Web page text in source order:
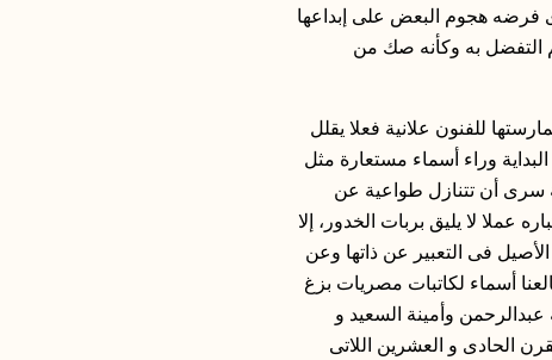
فرضه هجوم البعض على إبداعها
التفضل به وكأنه صك من
للفنون علانية فعلا يقلل
وراء أسماء مستعارة مثل
سرى أن تتنازل طواعية عن
عملا لا يليق بربات الخدور، إلا
فى التعبير عن ذاتها وعن
أسماء لكاتبات مصريات بزغ
وأمينة السعيد و
الحادى و العشرين اللاتى